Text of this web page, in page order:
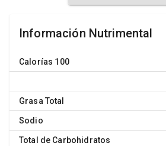
Información Nutrimental
Calorías 100
Grasa Total
Sodio
Total de Carbohidratos